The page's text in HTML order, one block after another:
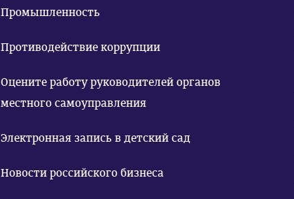
Промышленность
Противодействие коррупции
Оцените работу руководителей органов
местного самоуправления
Электронная запись в детский сад
Новости российского бизнеса